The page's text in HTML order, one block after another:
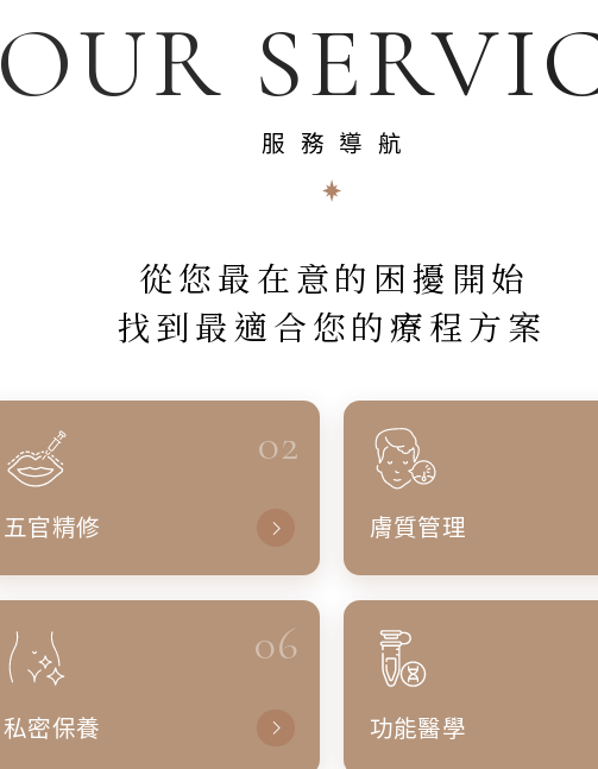
OUR
服務導航
從您最在意的困擾開始
找到最適合您的療程方案
02
五官精修 膚質管理
06
私密保養 功能醫學